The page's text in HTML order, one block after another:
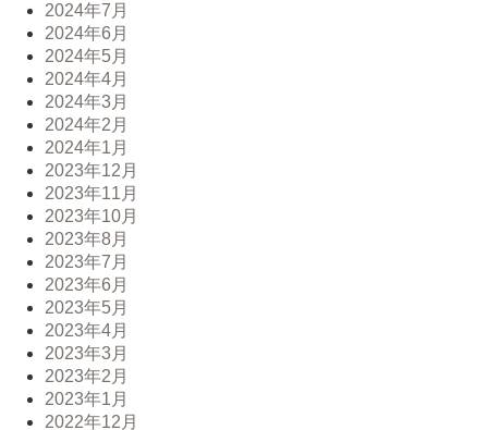
2024年7月
2024年6月
2024年5月
2024年4月
2024年3月
2024年2月
2024年1月
2023年12月
2023年11月
2023年10月
2023年8月
2023年7月
2023年6月
2023年5月
2023年4月
2023年3月
2023年2月
2023年1月
2022年12月